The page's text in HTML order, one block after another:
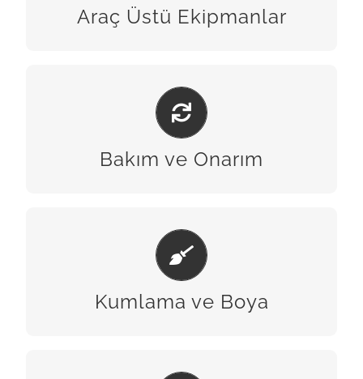
Araç Üstü Ekipmanlar
Bakım ve Onarım
BAKIM & ONARIM
Kumlama ve Boya
KUMLAMA & BOYA